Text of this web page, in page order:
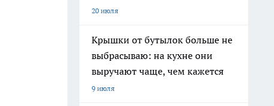
20 июля
Крышки от бутылок больше не
выбрасываю: на кухне они
выручают чаще, чем кажется
9 июля